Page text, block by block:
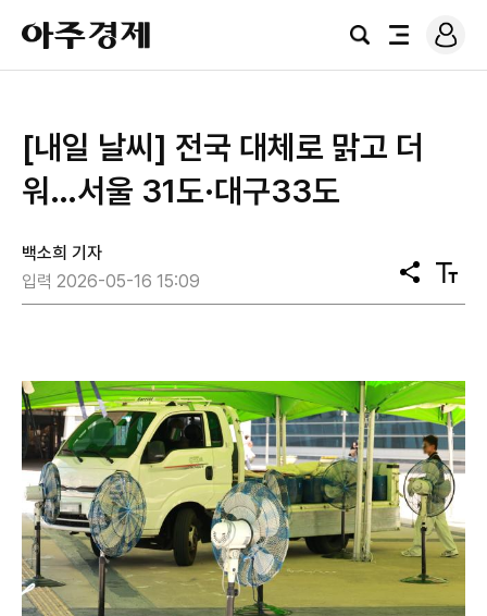
아
주
경
검
전
로
그
[내일 날씨] 전국 대체로 맑고 더
워…서울 31도·대구33도
백소희 기자
입력 2026-05-16 15:09
공
유
텍
스